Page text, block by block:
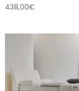
438,00€